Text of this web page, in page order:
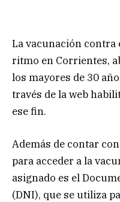
La vacunación contra
ritmo en Corrientes,
los mayores de 30
través de la web
ese fin.
Además de contar
para acceder a la
asignado es el
(DNI), que se utiliza